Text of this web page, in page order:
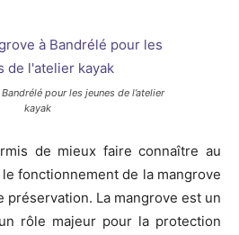
pour les jeunes de l’atelier
kayak
de mieux faire connaître au
fonctionnement de la mangrove
préservation. La mangrove est un
rôle majeur pour la protection